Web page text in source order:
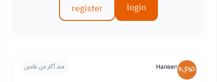
login
register
Haneen منذ أكثر من عامين